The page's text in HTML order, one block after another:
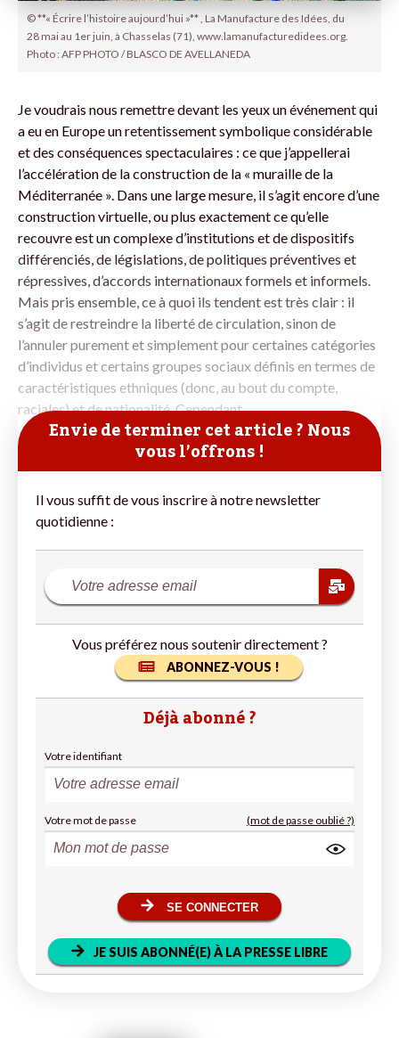
© **« Écrire l’histoire aujourd’hui »** , La Manufacture des Idées, du
28 mai au 1er juin, à Chasselas (71), www.lamanufacturedidees.org.
Photo : AFP PHOTO / BLASCO DE AVELLANEDA
Je voudrais nous remettre devant les yeux un événement qui
a eu en Europe un retentissement symbolique considérable
et des conséquences spectaculaires : ce que j’appellerai
l’accélération de la construction de la « muraille de la
Méditerranée ». Dans une large mesure, il s’agit encore d’une
construction virtuelle, ou plus exactement ce qu’elle
recouvre est un complexe d’institutions et de dispositifs
différenciés, de législations, de politiques préventives et
répressives, d’accords internationaux formels et informels.
Mais pris ensemble, ce à quoi ils tendent est très clair : il
s’agit de restreindre la liberté de circulation, sinon de
l’annuler purement et simplement pour certaines catégories
d’individus et certains groupes sociaux définis en termes de
caractéristiques ethniques (donc, au bout du compte,
raciales) et de nationalité. Cependant,
Envie de terminer cet article ? Nous
vous l’offrons !
Il vous suffit de vous inscrire à notre newsletter
quotidienne :
Vous préférez nous soutenir directement ?
ABONNEZ-VOUS !
Déjà abonné ?
Votre identifiant
Votre mot de passe (mot de passe oublié ?)
SE CONNECTER
JE SUIS ABONNÉ(E) À LA PRESSE LIBRE